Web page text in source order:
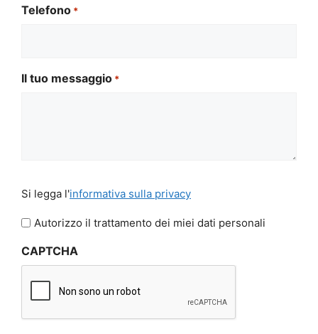
Telefono *
Il tuo messaggio *
legga
l'informativa
privacy
Si legga l'informativa sulla privacy
Autorizzo il trattamento dei miei dati personali
CAPTCHA